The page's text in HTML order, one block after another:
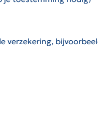
verzekering,